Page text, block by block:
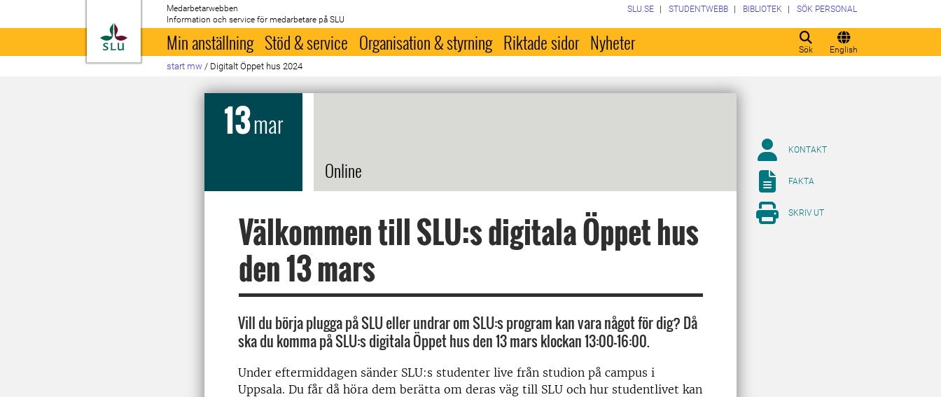
Till startsida
Medarbetarwebben
Information och service för medarbetare på SLU
Sök English
SLU.SE STUDENTWEBB BIBLIOTEK SÖK PERSONAL
Min anställning Stöd & service Organisation & styrning Riktade sidor Nyheter
start mw / Digitalt Öppet hus 2024
13mar
Online
Välkommen till SLU:s digitala Öppet hus
den 13 mars
Vill du börja plugga på SLU eller undrar om SLU:s program kan vara något för dig? Då
ska du komma på SLU:s digitala Öppet hus den 13 mars klockan 13:00-16:00.
Under eftermiddagen sänder SLU:s studenter live från studion på campus i
Uppsala. Du får då höra dem berätta om deras väg till SLU och hur studentlivet kan
KONTAKT
FAKTA
SKRIV UT